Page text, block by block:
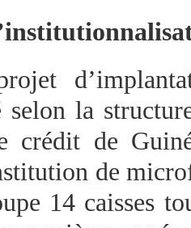
la
crédit de
de
14 caisses